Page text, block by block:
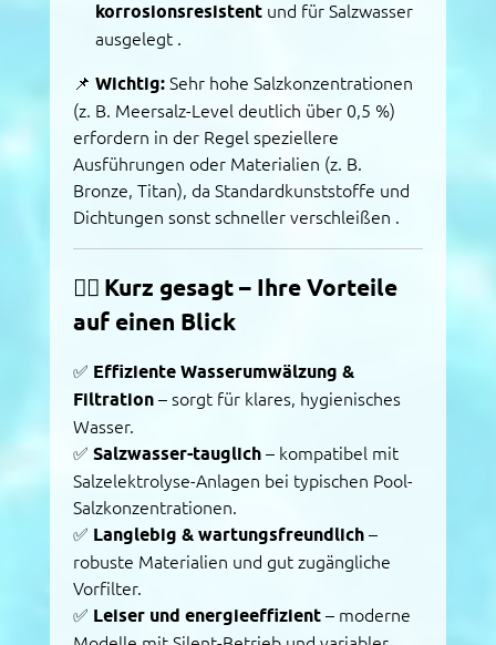
korrosionsresistent und für Salzwasser
ausgelegt .
📌Wichtig: Sehr hohe Salzkonzentrationen
(z. B. Meersalz-Level deutlich über 0,5 %)
erfordern in der Regel speziellere
Ausführungen oder Materialien (z. B.
Bronze, Titan), da Standardkunststoffe und
Dichtungen sonst schneller verschleißen .
🏊‍♂️ Kurz gesagt – Ihre Vorteile
auf einen Blick
✅ Effiziente Wasserumwälzung &
Filtration – sorgt für klares, hygienisches
Wasser.
✅Salzwasser-tauglich – kompatibel mit
Salzelektrolyse-Anlagen bei typischen Pool-
Salzkonzentrationen.
✅ Langlebig & wartungsfreundlich –
robuste Materialien und gut zugängliche
Vorfilter.
✅ Leiser und energieeffizient – moderne